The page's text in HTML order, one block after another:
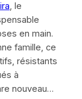
, le
en main.
famille, ce
résistants
à
nouveau…